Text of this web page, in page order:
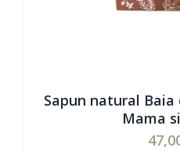
Sapun natural
Mama